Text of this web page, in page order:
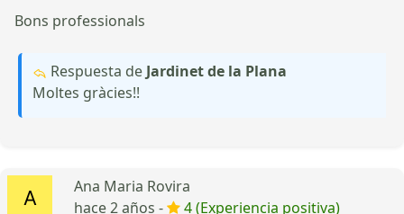
Bons professionals
Respuesta de Jardinet de la Plana
Moltes gràcies!!
Ana Maria Rovira
hace 2 años -
4 (Experiencia positiva)